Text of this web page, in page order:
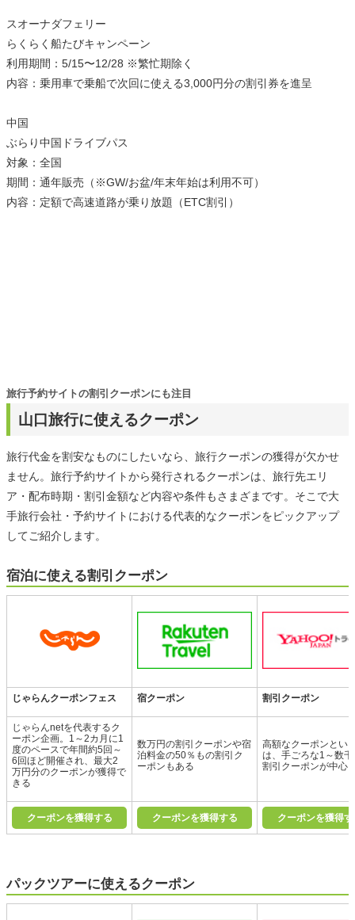
スオーナダフェリー
らくらく船たびキャンペーン
利用期間：5/15〜12/28 ※繁忙期除く
内容：乗用車で乗船で次回に使える3,000円分の割引券を進呈
中国
ぶらり中国ドライブパス
対象：全国
期間：通年販売（※GW/お盆/年末年始は利用不可）
内容：定額で高速道路が乗り放題（ETC割引）
山口旅行に使えるクーポン
旅行予約サイトの割引クーポンにも注目
旅行代金を割安なものにしたいなら、旅行クーポンの獲得が欠かせ
ません。旅行予約サイトから発行されるクーポンは、旅行先エリ
ア・配布時期・割引金額など内容や条件もさまざまです。そこで大
手旅行会社・予約サイトにおける代表的なクーポンをピックアップ
してご紹介します。
宿泊に使える割引クーポン
じゃらんクーポンフェス 宿クーポン 割引クーポン
じゃらんnetを代表するク
ーポン企画。1～2カ月に1
度のペースで年間約5回～
6回ほど開催され、最大2
万円分のクーポンが獲得で
きる
数万円の割引クーポンや宿
泊料金の50％もの割引ク
ーポンもある
高額なクーポンとい
は、手ごろな1～数
割引クーポンが中心
クーポンを獲得する クーポンを獲得する クーポンを獲得す
パックツアーに使えるクーポン